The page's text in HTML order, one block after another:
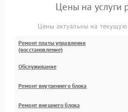
Цены на услуги
Цены актуальны на
Ремонт платы управления
(восстановление)
Обслуживание
Ремонт внутреннего блока
Ремонт внешнего блока